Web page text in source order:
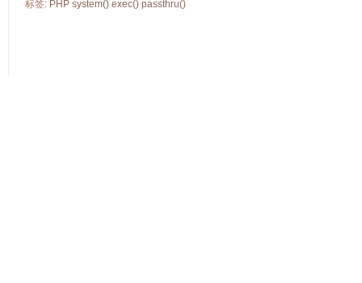
标签: PHP system() exec() passthru()